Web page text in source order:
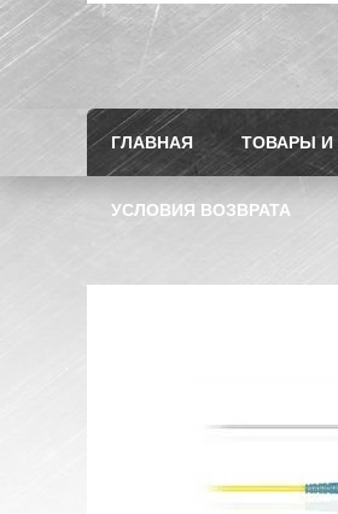
ГЛАВНАЯ ТОВАРЫ И
УСЛОВИЯ ВОЗВРАТА